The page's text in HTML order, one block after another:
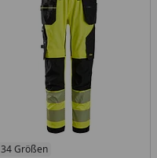
34 Größen